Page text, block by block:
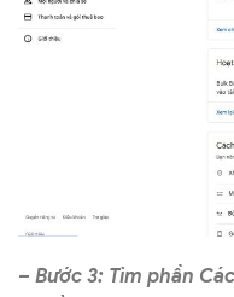
– Bước 3: Tìm phần